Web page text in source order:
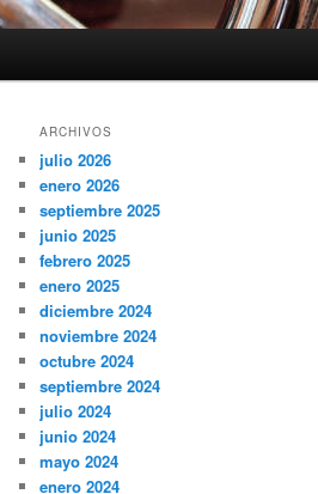
ARCHIVOS
julio 2026
enero 2026
septiembre 2025
junio 2025
febrero 2025
enero 2025
diciembre 2024
noviembre 2024
octubre 2024
septiembre 2024
julio 2024
junio 2024
mayo 2024
enero 2024